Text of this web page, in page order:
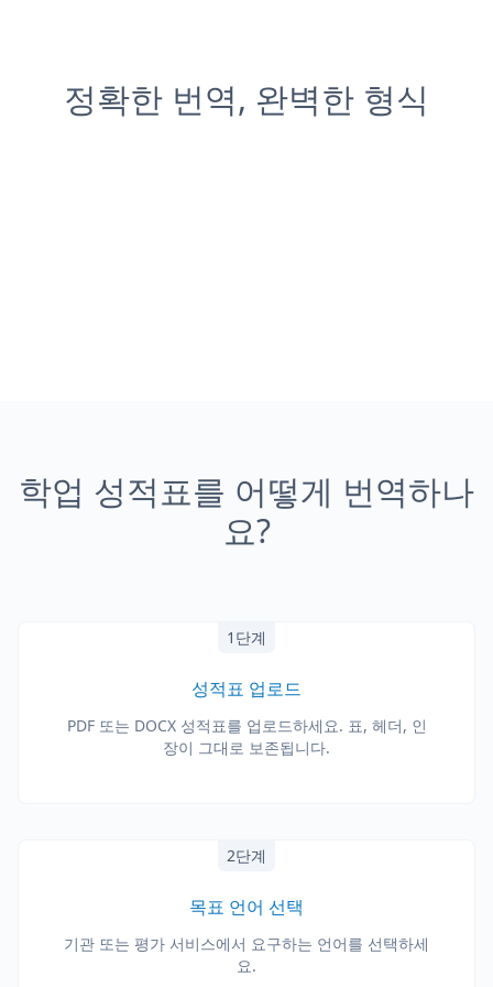
정확한 번역, 완벽한 형식
학업 성적표를 어떻게 번역하나
요?
1단계
성적표 업로드
PDF 또는 DOCX 성적표를 업로드하세요. 표, 헤더, 인
장이 그대로 보존됩니다.
2단계
목표 언어 선택
기관 또는 평가 서비스에서 요구하는 언어를 선택하세
요.